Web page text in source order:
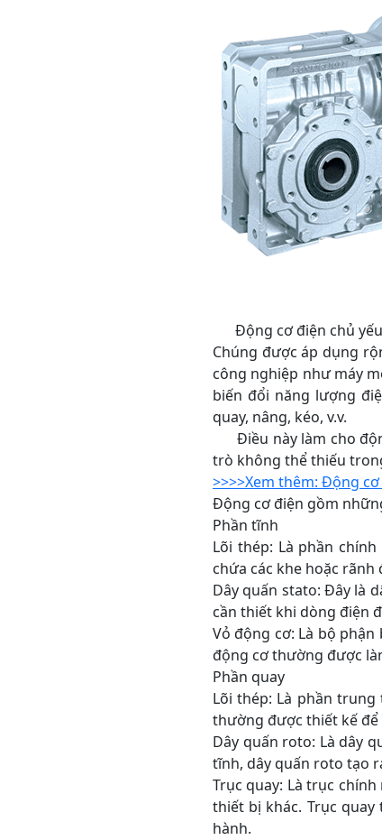
Động cơ điện chủ yếu
Chúng được áp dụng
công nghiệp như máy
biến đổi năng lượng
quay, nâng, kéo, v.v.
Điều này làm cho
trò không thể thiếu
>>>>Xem thêm: Động
Động cơ điện gồm
Phần tĩnh
Lõi thép: Là phần
chứa các khe hoặc
Dây quấn stato: Đây là
cần thiết khi dòng điện
Vỏ động cơ: Là bộ
động cơ thường được
Phần quay
Lõi thép: Là phần
thường được thiết kế
Dây quấn roto: Là dây
tĩnh, dây quấn roto tạo
Trục quay: Là trục
thiết bị khác. Trục
hành.